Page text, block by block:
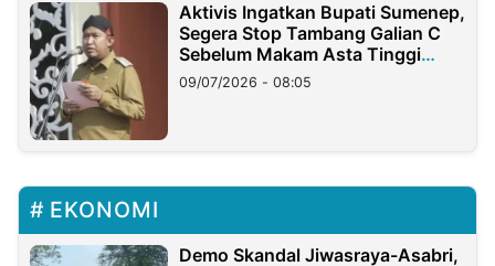
Aktivis Ingatkan Bupati Sumenep,
Segera Stop Tambang Galian C
Sebelum Makam Asta Tinggi
Longsor
09/07/2026 - 08:05
EKONOMI
Demo Skandal Jiwasraya-Asabri,